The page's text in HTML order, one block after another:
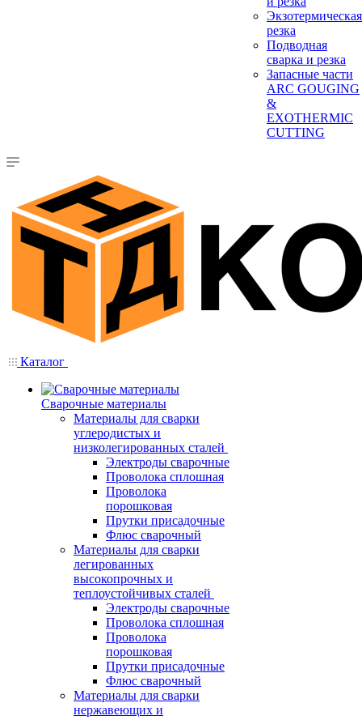
Экзотермическая
резка
Подводная
сварка и резка
Запасные части
ARC GOUGING
&
EXOTHERMIC
CUTTING
Каталог
Сварочные материалы
Материалы для сварки
углеродистых и
низколегированных сталей
Электроды сварочные
Проволока сплошная
Проволока
порошковая
Прутки присадочные
Флюс сварочный
Материалы для сварки
легированных
высокопрочных и
теплоустойчивых сталей
Электроды сварочные
Проволока сплошная
Проволока
порошковая
Прутки присадочные
Флюс сварочный
Материалы для сварки
нержавеющих и